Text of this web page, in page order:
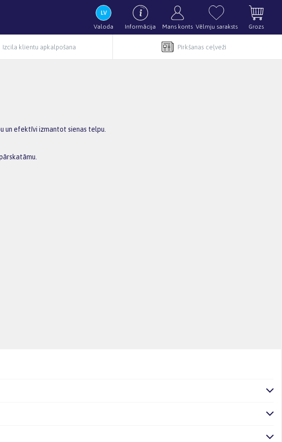
Valoda Informācija Mans konts Vēlmju saraksts Grozs
Izcila klientu apkalpošana Pirkšanas ceļveži
un efektīvi izmantot sienas telpu.